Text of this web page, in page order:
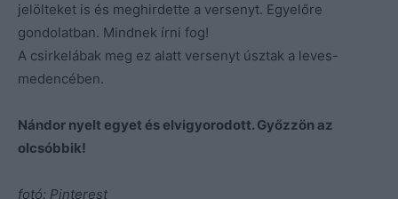
jelölteket is és meghirdette a versenyt. Egyelőre
gondolatban. Mindnek írni fog!
A csirkelábak meg ez alatt versenyt úsztak a leves-
medencében.
Nándor nyelt egyet és elvigyorodott. Győzzön az
olcsóbbik!
fotó: Pinterest